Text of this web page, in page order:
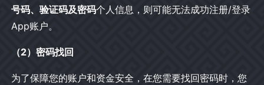
号码、验证码及密码个人信息，则可能无法成功注册/登录
App账户。
（2）密码找回
为了保障您的账户和资金安全，在您需要找回密码时，您